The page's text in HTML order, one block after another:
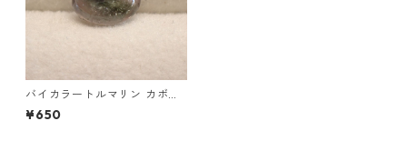
バイカラートルマリン カボシ
ョンルース 0.75ct 6.9mm*5.
0mm*2.6mm
¥650